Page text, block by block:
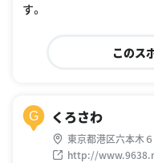
す。
このス
G くろさわ
東京都港区六本木
http://